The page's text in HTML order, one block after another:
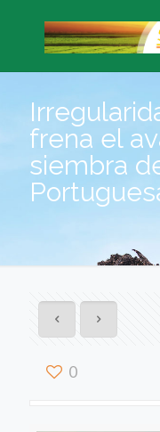
frena el
siembra
0